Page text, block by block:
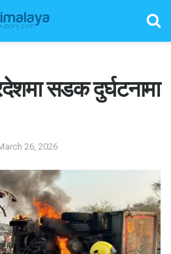
सडक दुर्घटनामा
26, 2026